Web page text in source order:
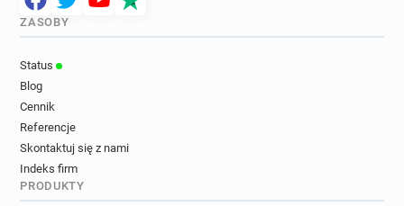
j*********@auchandirect.fr
m**********@auchandirect.fr
w**********@auchandirect.fr
j******@auchandirect.fr
l**********@auchandirect.fr
a**********@auchandirect.fr
ZASOBY
Status
Blog
Cennik
Referencje
Skontaktuj się z nami
Indeks firm
PRODUKTY